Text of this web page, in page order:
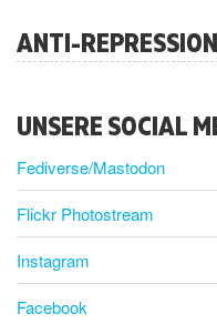
ANTI-REPRESSION
UNSERE SOCIAL
Fediverse/Mastodon
Flickr Photostream
Instagram
Facebook